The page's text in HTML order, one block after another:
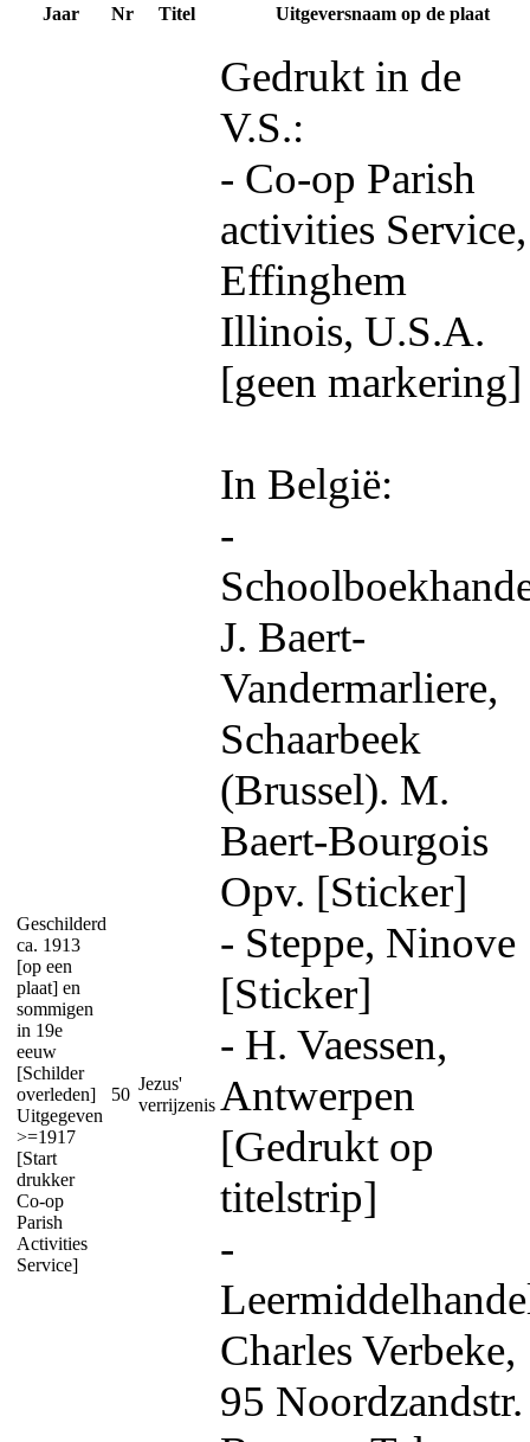
Jaar Nr Titel Uitgeversnaam op de plaat
Geschilderd
ca. 1913
[op een
plaat] en
sommigen
in 19e
eeuw
[Schilder
overleden]
Uitgegeven
>=1917
[Start
drukker
Co-op
Parish
Activities
Service]
50
Jezus'
verrijzenis
Gedrukt in de
V.S.:
- Co-op Parish
activities Service,
Effinghem
Illinois, U.S.A.
[geen markering]
In België:
-
J. Baert-
Vandermarliere,
Schaarbeek
(Brussel). M.
Baert-Bourgois
Opv. [Sticker]
- Steppe, Ninove
[Sticker]
- H. Vaessen,
Antwerpen
[Gedrukt op
titelstrip]
-
Charles Verbeke,
95 Noordzandstr.